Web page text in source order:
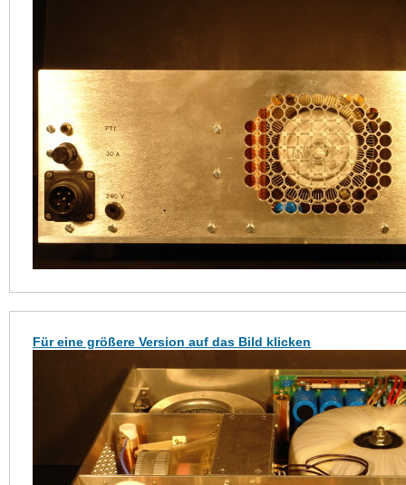
Für eine größere Version auf das Bild klicken